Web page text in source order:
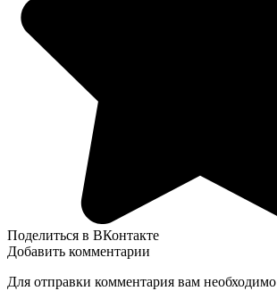
Поделиться в ВКонтакте
Добавить комментарии
Для отправки комментария вам необходимо